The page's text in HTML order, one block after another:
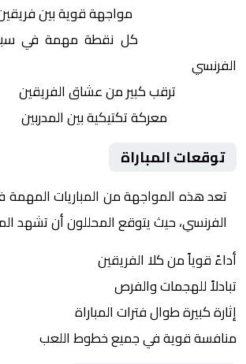
مواجهة قوية بين
كل نقطة مهمة في
الفرنسي
ترقب كبير من عشاق الفريقين
معركة تكتيكية بين المدربين
توقعات المباراة
تعد هذه المواجهة من المباريات المهمة
الفرنسي، حيث يتوقع المحللون أن تشهد
أداءً قوياً من كلا الفريقين
تبادلاً للهجمات والفرص
إثارة كبيرة طوال فترات المباراة
منافسة قوية في جميع خطوط اللعب